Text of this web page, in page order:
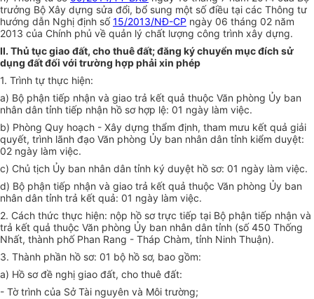
trưởng Bộ Xây dựng sửa đổi, bổ sung một số điều tại các Thông tư
hướng dẫn Nghị định số15/2013/NĐ-CP ngày 06 tháng 02 năm
2013 của Chính phủ về quản lý chất lượng công trình xây dựng.
II. Thủ tục giao đất, cho thuê đất; đăng ký chuyển mục đích sử
dụng đất đối với trường hợp phải xin phép
1. Trình tự thực hiện:
a) Bộ phận tiếp nhận và giao trả kết quả thuộc Văn phòng Ủy ban
nhân dân tỉnh tiếp nhận hồ sơ hợp lệ: 01 ngày làm việc.
b) Phòng Quy hoạch - Xây dựng thẩm định, tham mưu kết quả giải
quyết, trình lãnh đạo Văn phòng Ủy ban nhân dân tỉnh kiểm duyệt:
02 ngày làm việc.
c) Chủ tịch Ủy ban nhân dân tỉnh ký duyệt hồ sơ: 01 ngày làm việc.
d) Bộ phận tiếp nhận và giao trả kết quả thuộc Văn phòng Ủy ban
nhân dân tỉnh trả kết quả: 01 ngày làm việc.
2. Cách thức thực hiện: nộp hồ sơ trực tiếp tại Bộ phận tiếp nhận và
trả kết quả thuộc Văn phòng Ủy ban nhân dân tỉnh (số 450 Thống
Nhất, thành phố Phan Rang - Tháp Chàm, tỉnh Ninh Thuận).
3. Thành phần hồ sơ: 01 bộ hồ sơ, bao gồm:
a) Hồ sơ đề nghị giao đất, cho thuê đất:
- Tờ trình của Sở Tài nguyên và Môi trường;